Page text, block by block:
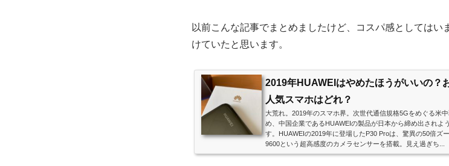
以前こんな記事でまとめましたけど、コスパ感としてはい
けていたと思います。
2019年HUAWEIはやめたほうがいいの？
人気スマホはどれ？
大荒れ。2019年のスマホ界。次世代通信規格5Gをめぐる米
め、中国企業であるHUAWEIの製品が日本から締め出されよ
す。HUAWEIの2019年に登場したP30 Proは、驚異の50倍ズ
9600という超高感度のカメラセンサーを搭載。見え過ぎち...